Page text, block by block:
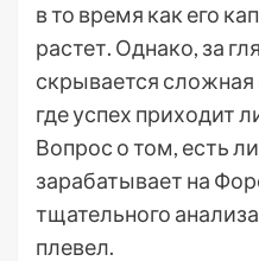
в то время как его
растет. Однако, за
скрывается сложная
где успех приходит
Вопрос о том, есть
зарабатывает на
тщательного
плевел.